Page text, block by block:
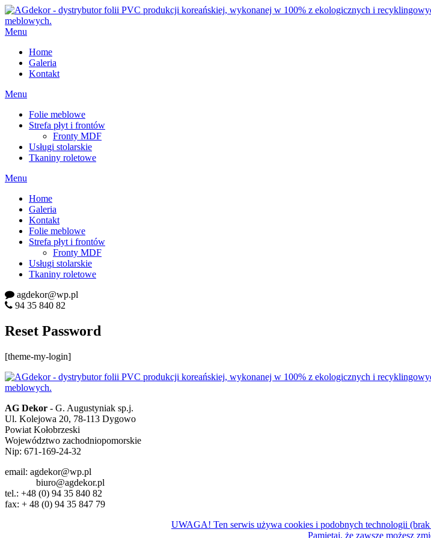
Menu
Home
Galeria
Kontakt
Menu
Folie meblowe
Strefa płyt i frontów
Fronty MDF
Usługi stolarskie
Tkaniny roletowe
Menu
Home
Galeria
Kontakt
Folie meblowe
Strefa płyt i frontów
Fronty MDF
Usługi stolarskie
Tkaniny roletowe
agdekor@wp.pl
94 35 840 82
Reset Password
[theme-my-login]
AG Dekor - G. Augustyniak sp.j.
Ul. Kolejowa 20, 78-113 Dygowo
Powiat Kołobrzeski
Województwo zachodniopomorskie
Nip: 671-169-24-32
email: agdekor@wp.pl
biuro@agdekor.pl
tel.: +48 (0) 94 35 840 82
fax: + 48 (0) 94 35 847 79
UWAGA! Ten serwis używa cookies i podobnych technologii
Pamiętaj, że zawsze możesz